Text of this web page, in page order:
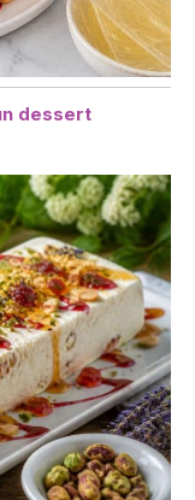
dessert